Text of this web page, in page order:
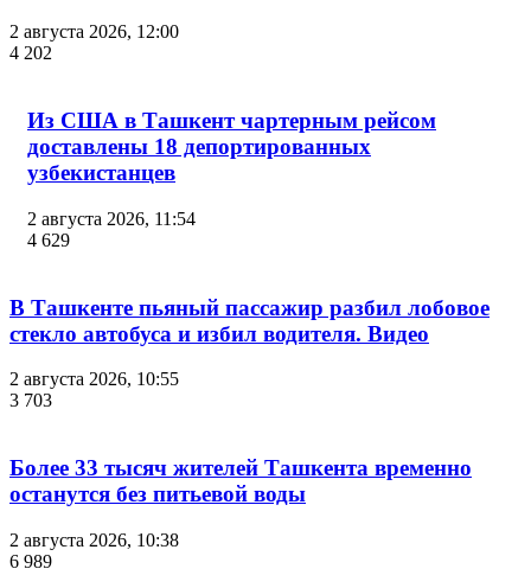
2 августа 2026, 12:00
4 202
Из США в Ташкент чартерным рейсом
доставлены 18 депортированных
узбекистанцев
2 августа 2026, 11:54
4 629
В Ташкенте пьяный пассажир разбил лобовое
стекло автобуса и избил водителя. Видео
2 августа 2026, 10:55
3 703
Более 33 тысяч жителей Ташкента временно
останутся без питьевой воды
2 августа 2026, 10:38
6 989